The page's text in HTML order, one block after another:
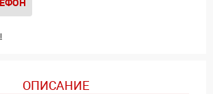
ОПИСАНИЕ